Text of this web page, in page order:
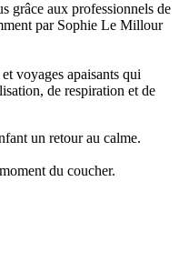
grâce aux professionnels de
par Sophie Le Millour
voyages apaisants qui
de respiration et de
un retour au calme.
du coucher.